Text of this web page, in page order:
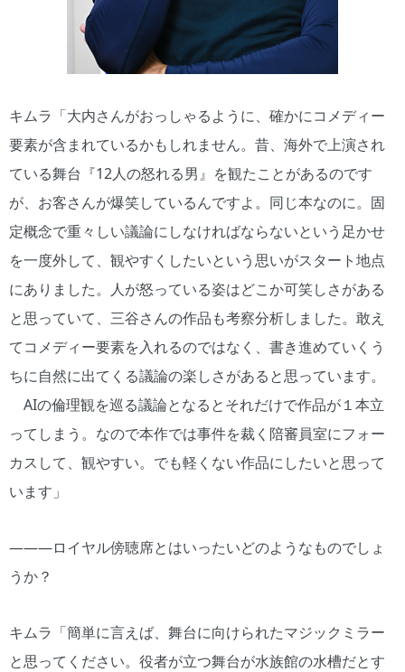
キムラ「大内さんがおっしゃるように、確かにコメディー
要素が含まれているかもしれません。昔、海外で上演され
ている舞台『12人の怒れる男』を観たことがあるのです
が、お客さんが爆笑しているんですよ。同じ本なのに。固
定概念で重々しい議論にしなければならないという足かせ
を一度外して、観やすくしたいという思いがスタート地点
にありました。人が怒っている姿はどこか可笑しさがある
と思っていて、三谷さんの作品も考察分析しました。敢え
てコメディー要素を入れるのではなく、書き進めていくう
ちに自然に出てくる議論の楽しさがあると思っています。
AIの倫理観を巡る議論となるとそれだけで作品が１本立
ってしまう。なので本作では事件を裁く陪審員室にフォー
カスして、観やすい。でも軽くない作品にしたいと思って
います」
―――ロイヤル傍聴席とはいったいどのようなものでしょ
うか？
キムラ「簡単に言えば、舞台に向けられたマジックミラー
と思ってください。役者が立つ舞台が水族館の水槽だとす